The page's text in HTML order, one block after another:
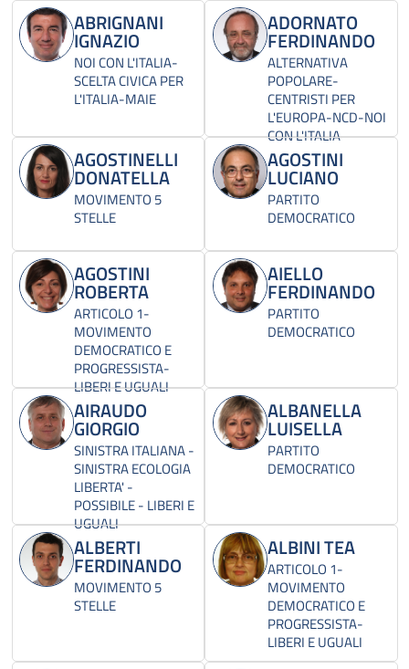
ABRIGNANI
IGNAZIO
NOI CON L'ITALIA-
SCELTA CIVICA PER
L'ITALIA-MAIE
ADORNATO
FERDINANDO
ALTERNATIVA
POPOLARE-
CENTRISTI PER
L'EUROPA-NCD-NOI
CON L'ITALIA
AGOSTINELLI
DONATELLA
MOVIMENTO 5
STELLE
AGOSTINI
LUCIANO
PARTITO
DEMOCRATICO
AGOSTINI
ROBERTA
ARTICOLO 1-
MOVIMENTO
DEMOCRATICO E
PROGRESSISTA-
LIBERI E UGUALI
AIELLO
FERDINANDO
PARTITO
DEMOCRATICO
AIRAUDO
GIORGIO
SINISTRA ITALIANA -
SINISTRA ECOLOGIA
LIBERTA' -
POSSIBILE - LIBERI E
UGUALI
ALBANELLA
LUISELLA
PARTITO
DEMOCRATICO
ALBERTI
FERDINANDO
MOVIMENTO 5
STELLE
ALBINI TEA
ARTICOLO 1-
MOVIMENTO
DEMOCRATICO E
PROGRESSISTA-
LIBERI E UGUALI